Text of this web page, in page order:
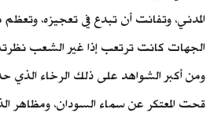
المدني، وتفانت أن تبدع في تعجيزه،
الجهات كانت ترتعب إذا غير الشعب نظرته
ومن أكبر الشواهد على ذلك الرخاء
قحت المعتكر عن سماء السودان، ومظاهر